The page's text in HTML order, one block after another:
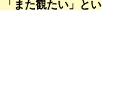
また観たい」とい